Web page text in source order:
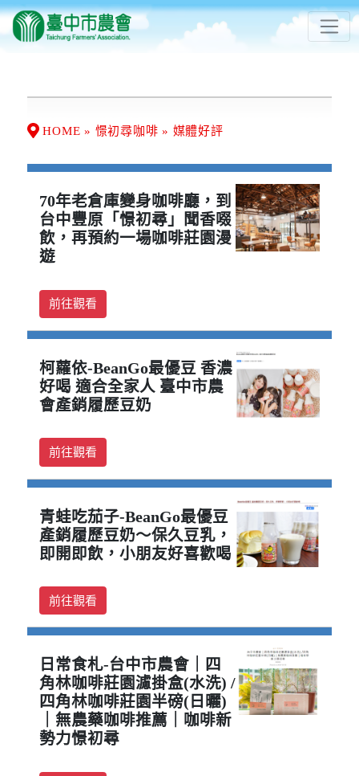
HOME » 憬初尋咖啡 » 媒體好評
70年老倉庫變身咖啡廳，到
台中豐原「憬初尋」聞香啜
飲，再預約一場咖啡莊園漫
遊
前往觀看
柯蘿依-BeanGo最優豆 香濃
好喝 適合全家人 臺中市農
會產銷履歷豆奶
前往觀看
青蛙吃茄子-BeanGo最優豆
產銷履歷豆奶～保久豆乳，
即開即飲，小朋友好喜歡喝
前往觀看
日常食札-台中市農會｜四
角林咖啡莊園濾掛盒(水洗) /
四角林咖啡莊園半磅(日曬)
｜無農藥咖啡推薦｜咖啡新
勢力憬初尋